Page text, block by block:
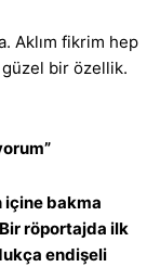
Aklım fikrim hep
güzel bir özellik.
içine bakma
röportajda ilk
endişeli